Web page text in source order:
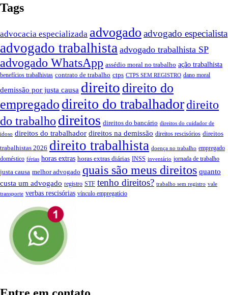
Tags
advocacia especializada advogado advogado especialista
advogado trabalhista advogado trabalhista SP
advogado WhatsApp assédio moral no trabalho ação trabalhista
benefícios trabalhistas contrato de trabalho ctps CTPS SEM REGISTRO dano moral
demissão por justa causa direito direito do
empregado direito do trabalhadordireito
do trabalho direitos direitos do bancário direitos do cuidador de
idoso direitos do trabalhador direitos na demissão direitos rescisórios direitos
trabalhistas 2026 direito trabalhista doença no trabalho empregado
doméstico férias horas extras horas extras diárias INSS inventário jornada de trabalho
justa causa melhor advogado quais são meus direitos quanto
custa um advogado registro STF tenho direitos? trabalho sem registro vale
transporte verbas rescisórias vínculo empregatício